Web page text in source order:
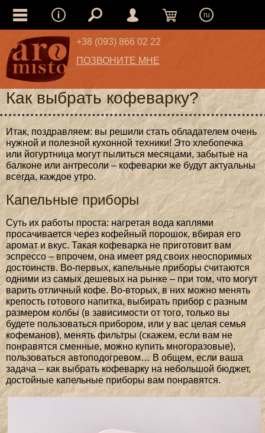
ru
+38 (093) 866 02 22
ПОЗВОНИТЕ МНЕ
Как выбрать кофеварку?
Итак, поздравляем: вы решили стать обладателем очень
нужной и полезной кухонной техники! Это хлебопечка
или йогуртница могут пылиться месяцами, забытые на
балконе или антресоли – кофеварки же будут актуальны
всегда, каждое утро.
Капельные приборы
Суть их работы проста: нагретая вода каплями
просачивается через кофейный порошок, вбирая его
аромат и вкус. Такая кофеварка не приготовит вам
эспрессо – впрочем, она имеет ряд своих неоспоримых
достоинств. Во-первых, капельные приборы считаются
одними из самых дешевых на рынке – при том, что могут
варить отличный кофе. Во-вторых, в них можно менять
крепость готового напитка, выбирать прибор с разным
размером колбы (в зависимости от того, только вы
будете пользоваться прибором, или у вас целая семья
кофеманов), менять фильтры (скажем, если вам не
понравятся сменные, можно купить многоразовые),
пользоваться автоподогревом… В общем, если ваша
задача – как выбрать кофеварку на небольшой бюджет,
достойные капельные приборы вам понравятся.